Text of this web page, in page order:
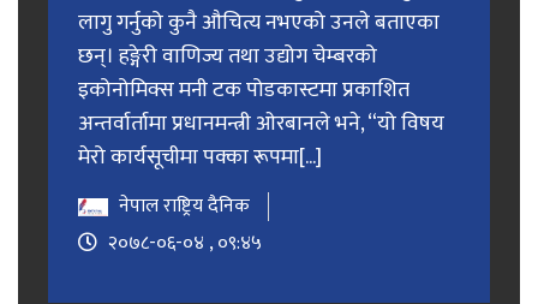
लागु गर्नुको कुनै औचित्य नभएको उनले बताएका
छन्। हङ्गेरी वाणिज्य तथा उद्योग चेम्बरको
इकोनोमिक्स मनी टक पोडकास्टमा प्रकाशित
अन्तर्वार्तामा प्रधानमन्त्री ओरबानले भने, “यो विषय
मेरो कार्यसूचीमा पक्का रूपमा[...]
नेपाल राष्ट्रिय दैनिक
२०७८-०६-०४ , ०९:४५